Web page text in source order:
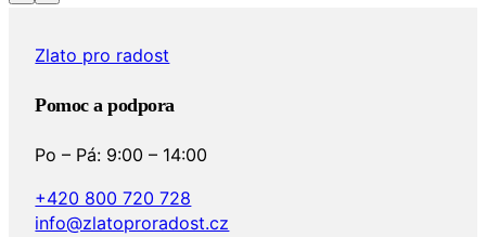
Zlato pro radost
Pomoc a podpora
Po – Pá: 9:00 – 14:00
+420 800 720 728
info@zlatoproradost.cz